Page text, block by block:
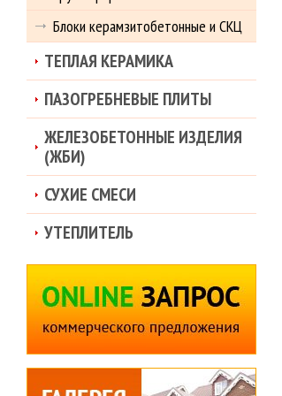
Блоки керамзитобетонные и СКЦ
ТЕПЛАЯ КЕРАМИКА
ПАЗОГРЕБНЕВЫЕ ПЛИТЫ
ЖЕЛЕЗОБЕТОННЫЕ ИЗДЕЛИЯ
(ЖБИ)
СУХИЕ СМЕСИ
УТЕПЛИТЕЛЬ